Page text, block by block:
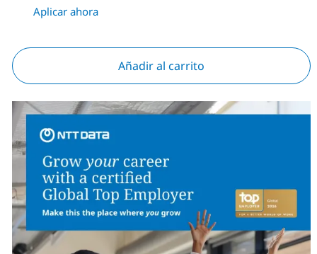
Aplicar ahora
Añadir al carrito